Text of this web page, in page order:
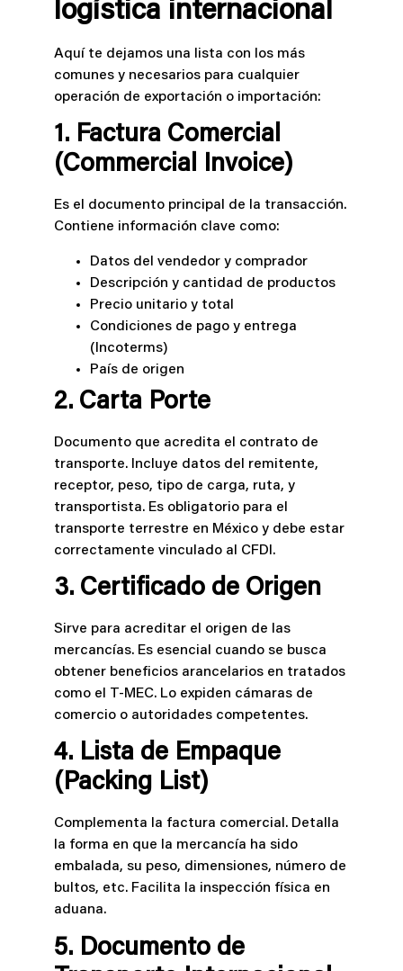
logística internacional
Aquí te dejamos una lista con los más
comunes y necesarios para cualquier
operación de exportación o importación:
1. Factura Comercial
(Commercial Invoice)
Es el documento principal de la transacción.
Contiene información clave como:
Datos del vendedor y comprador
Descripción y cantidad de productos
Precio unitario y total
Condiciones de pago y entrega
(Incoterms)
País de origen
2. Carta Porte
Documento que acredita el contrato de
transporte. Incluye datos del remitente,
receptor, peso, tipo de carga, ruta, y
transportista. Es obligatorio para el
transporte terrestre en México y debe estar
correctamente vinculado al CFDI.
3. Certificado de Origen
Sirve para acreditar el origen de las
mercancías. Es esencial cuando se busca
obtener beneficios arancelarios en tratados
como el T-MEC. Lo expiden cámaras de
comercio o autoridades competentes.
4. Lista de Empaque
(Packing List)
Complementa la factura comercial. Detalla
la forma en que la mercancía ha sido
embalada, su peso, dimensiones, número de
bultos, etc. Facilita la inspección física en
aduana.
5. Documento de